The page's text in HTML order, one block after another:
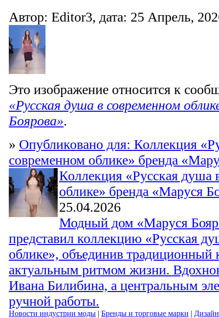
Автор: Editor3, дата: 25 Апрель,
Это изображение относится к
«Русская душа в современном
Боярова».
» Опубликовано для: Коллекция
современном облике» бренда
Коллекция «Русская душа
облике» бренда «Маруся
25.04.2026
Модный дом «Маруся
представил коллекцию «Русская
облике», объединив традиционный
актуальным ритмом жизни.
Ивана Билибина, а центральным
ручной работы.
Новости индустрии моды | Бренды и торговые марки |